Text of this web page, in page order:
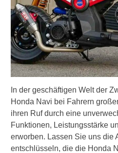
In der geschäftigen Welt der
Honda Navi bei Fahrern
ihren Ruf durch eine
Funktionen, Leistungsstärke
erworben. Lassen Sie uns die
entschlüsseln, die die Honda